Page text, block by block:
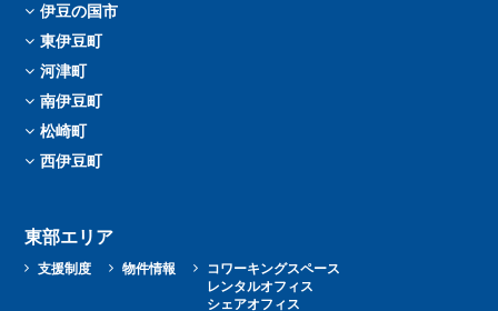
伊豆の国市
東伊豆町
河津町
南伊豆町
松崎町
西伊豆町
東部エリア
支援制度 物件情報
コワーキングスペース
レンタルオフィス
シェアオフィス